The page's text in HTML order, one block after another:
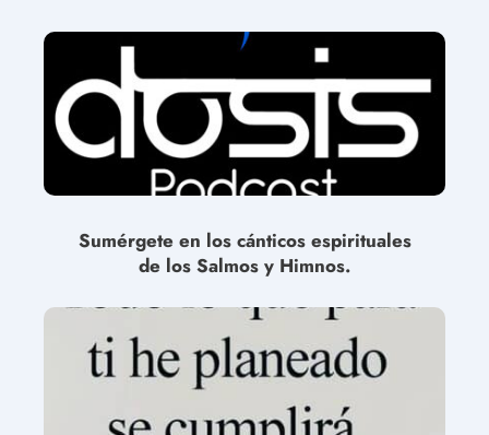
Sumérgete en los cánticos espirituales
de los Salmos y Himnos.